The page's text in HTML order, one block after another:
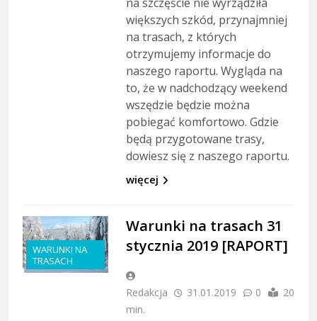
większych szkód, przynajmniej
na trasach, z których
otrzymujemy informacje do
naszego raportu. Wygląda na
to, że w nadchodzący weekend
wszędzie będzie można
pobiegać komfortowo. Gdzie
będą przygotowane trasy,
dowiesz się z naszego raportu.
więcej
WARUNKI NA
TRASACH
Warunki na trasach 31
stycznia 2019 [RAPORT]
Redakcja 31.01.2019 0
20
min.